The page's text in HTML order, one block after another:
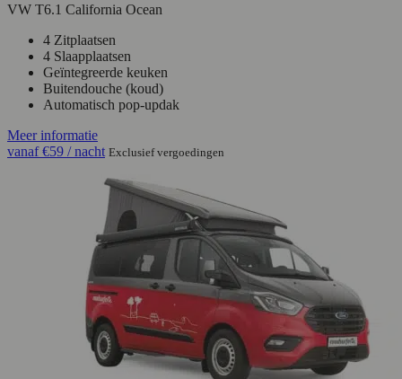
VW T6.1 California Ocean
4 Zitplaatsen
4 Slaapplaatsen
Geïntegreerde keuken
Buitendouche (koud)
Automatisch pop-updak
Meer informatie
vanaf€59 / nacht Exclusief vergoedingen